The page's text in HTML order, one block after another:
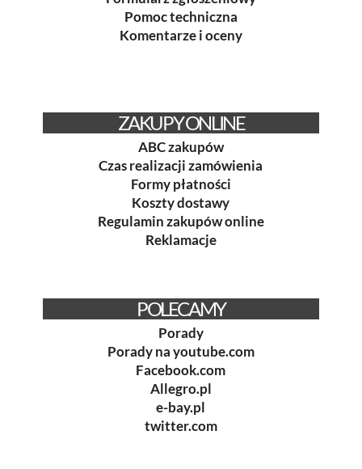
Pomoc techniczna
Komentarze i oceny
ZAKUPY ONLINE
ABC zakupów
Czas realizacji zamówienia
Formy płatności
Koszty dostawy
Regulamin zakupów online
Reklamacje
POLECAMY
Porady
Porady na youtube.com
Facebook.com
Allegro.pl
e-bay.pl
twitter.com